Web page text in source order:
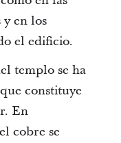
y en los
el edificio.
templo se ha
constituye
En
cobre se